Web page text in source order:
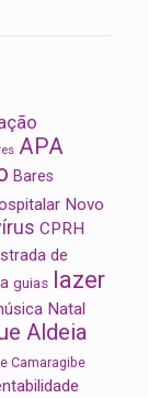
APA
Bares
Novo
CPRH
de
guias lazer
Natal
Aldeia
Camaragibe